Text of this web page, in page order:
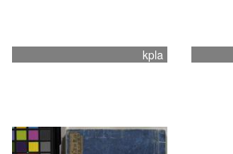
kpla